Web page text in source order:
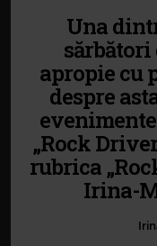
Una
sărbători
apropie cu
despre
„Rock
rubrica
Irina-